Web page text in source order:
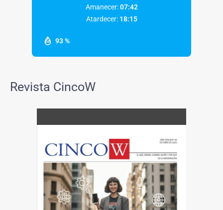
93 %
Amanecer: 07:42
Atardecer: 18:15
Revista CincoW